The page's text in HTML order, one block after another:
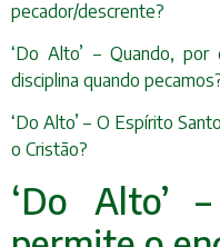
pecador/descrente?
‘Do Alto’ – Quando,
disciplina quando
‘Do Alto’ – O Espírito
o Cristão?
‘Do Alto’